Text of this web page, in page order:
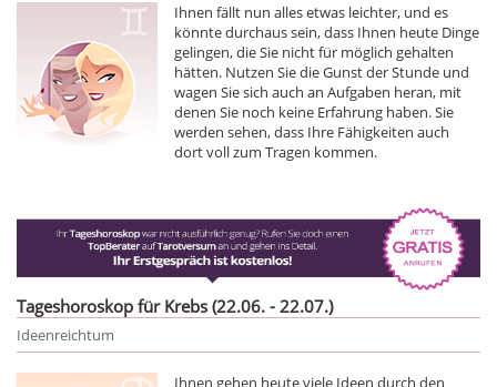
Ihnen fällt nun alles etwas leichter, und es
könnte durchaus sein, dass Ihnen heute Dinge
gelingen, die Sie nicht für möglich gehalten
hätten. Nutzen Sie die Gunst der Stunde und
wagen Sie sich auch an Aufgaben heran, mit
denen Sie noch keine Erfahrung haben. Sie
werden sehen, dass Ihre Fähigkeiten auch
dort voll zum Tragen kommen.
Tageshoroskop für Krebs (22.06. - 22.07.)
Ideenreichtum
Ihnen gehen heute viele Ideen durch den